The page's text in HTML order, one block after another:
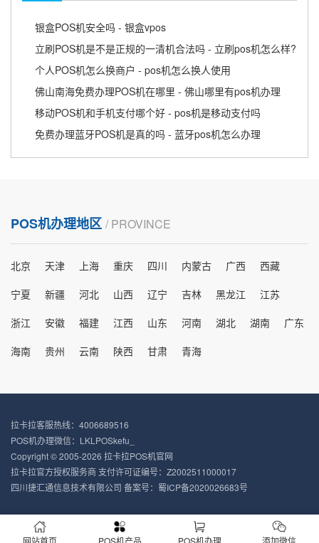
银盒POS机安全吗 - 银盒vpos
立刷POS机是不是正规的一清机合法吗 - 立刷pos机怎么样?
个人POS机怎么换商户 - pos机怎么换人使用
佛山南海免费办理POS机在哪里 - 佛山哪里有pos机办理
移动POS机和手机支付哪个好 - pos机是移动支付吗
免费办理蓝牙POS机是真的吗 - 蓝牙pos机怎么办理
POS机办理地区 / PROVINCE
北京 天津 上海 重庆 四川 内蒙古 广西
西藏
宁夏
新疆 河北 山西 辽宁 吉林 黑龙江
江苏
浙江
安徽 福建 江西 山东 河南 湖北 湖南
广东
海南
贵州 云南 陕西 甘肃 青海
拉卡拉客服热线：4006689516
POS机办理微信：LKLPOSkefu_
Copyright © 2005-2026 拉卡拉POS机官网
拉卡拉官方授权服务商 支付许可证编号：Z2002511000017
四川捷汇通信息技术有限公司 备案号： 蜀ICP备2020026683号
网站首页 POS机产品 POS机办理 添加微信